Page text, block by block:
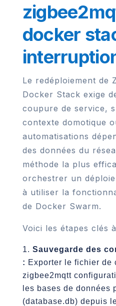
docker
Le redéploiement de
Docker Stack exige
coupure de service,
contexte domotique
automatisations
des données du
méthode la plus
orchestrer un
à utiliser la
de Docker Swarm.
Voici les étapes clés
Sauvegarde des
: Exporter le fichier de
zigbee2mqtt
les bases de données
(database.db) depuis